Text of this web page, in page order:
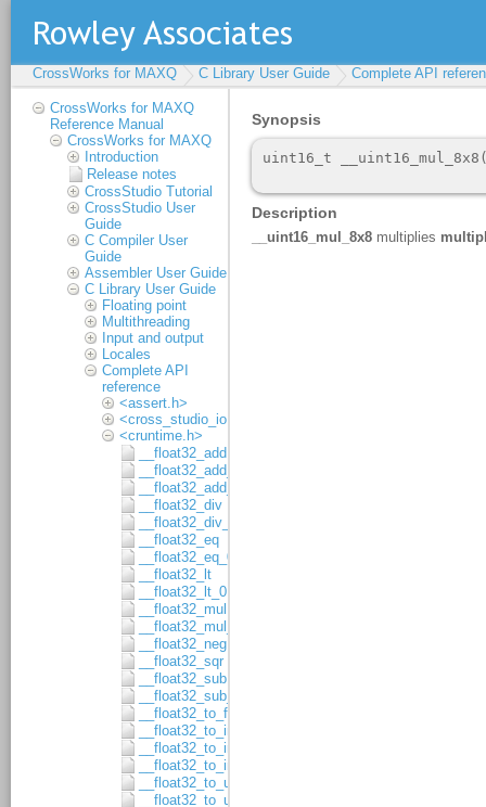
CrossWorks for MAXQ C Library User Guide Complete API
CrossWorks for MAXQ
Reference Manual
CrossWorks for MAXQ
Introduction
Release notes
CrossStudio Tutorial
CrossStudio User
Guide
C Compiler User
Guide
Assembler User Guide
C Library User Guide
Floating point
Multithreading
Input and output
Locales
Complete API
reference
<assert.h>
<cross_studio_io.h>
<cruntime.h>
__float32_add
__float32_add_1
__float32_add_asgn
__float32_div
__float32_div_asgn
__float32_eq
__float32_eq_0
__float32_lt
__float32_lt_0
__float32_mul
__float32_mul_asgn
__float32_neg
__float32_sqr
__float32_sub
__float32_sub_asgn
__float32_to_float64
__float32_to_int16
__float32_to_int32
__float32_to_int64
__float32_to_uint16
__float32_to_uint32